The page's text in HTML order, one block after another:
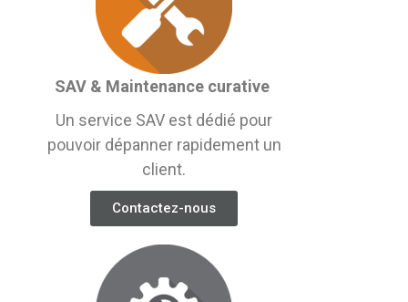
SAV & Maintenance curative
Un service SAV est dédié pour
pouvoir dépanner rapidement un
client.
Contactez-nous